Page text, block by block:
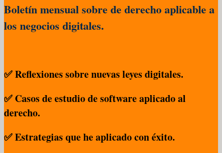
Boletín mensual sobre de derecho aplicable a
los negocios digitales.
✅ Reflexiones sobre nuevas leyes digitales.
✅ Casos de estudio de software aplicado al
derecho.
✅ Estrategias que he aplicado con éxito.